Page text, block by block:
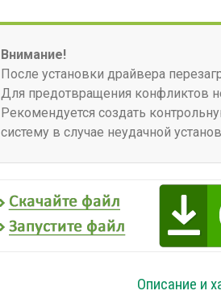
Внимание!
После установки драйвера
Для предотвращения конфликтов
Рекомендуется создать
систему в случае неудачной
Описание и